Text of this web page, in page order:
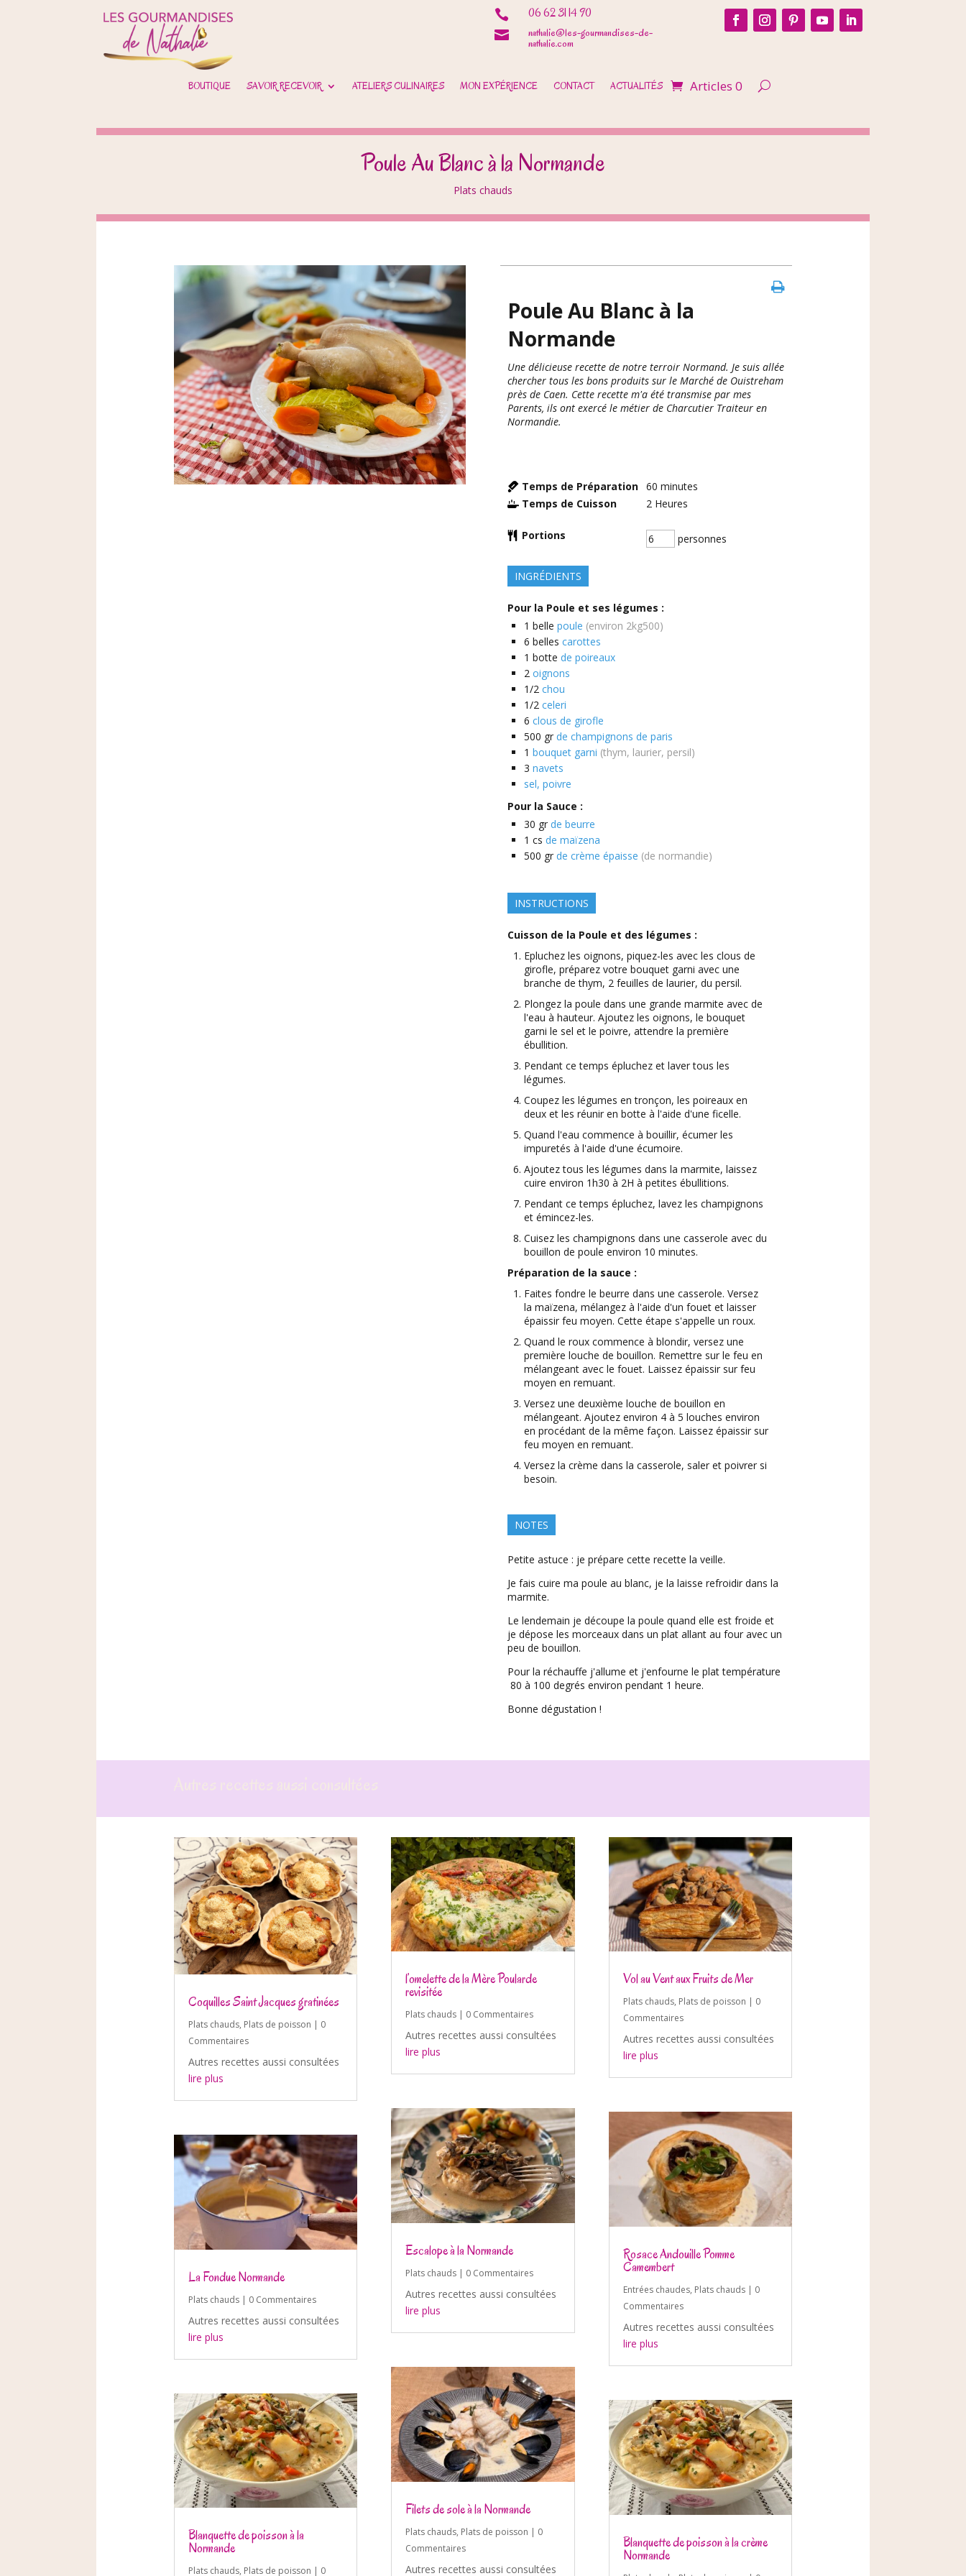

06 62 31 14 90

nathalie@les-gourmandises-de-
nathalie.com
BOUTIQUE SAVOIR RECEVOIR ATELIERS CULINAIRES MON EXPÉRIENCE CONTACT ACTUALITÉS Articles 0
Poule Au Blanc à la Normande
Plats chauds
Poule Au Blanc à la
Normande
Une délicieuse recette de notre terroir Normand. Je suis allée
chercher tous les bons produits sur le Marché de Ouistreham
près de Caen. Cette recette m'a été transmise par mes
Parents, ils ont exercé le métier de Charcutier Traiteur en
Normandie.
Temps de Préparation 60 minutes
Temps de Cuisson
2 Heures
Portions personnes
INGRÉDIENTS
Pour la Poule et ses légumes :
1 belle poule (environ 2kg500)
6 belles carottes
1 botte de poireaux
2 oignons
1/2 chou
1/2 celeri
6 clous de girofle
500 gr de champignons de paris
1 bouquet garni (thym, laurier, persil)
3 navets
sel, poivre
Pour la Sauce :
30 gr de beurre
1 cs de maïzena
500 gr de crème épaisse (de normandie)
INSTRUCTIONS
Cuisson de la Poule et des légumes :
Epluchez les oignons, piquez-les avec les clous de
girofle, préparez votre bouquet garni avec une
branche de thym, 2 feuilles de laurier, du persil.
Plongez la poule dans une grande marmite avec de
l'eau à hauteur. Ajoutez les oignons, le bouquet
garni le sel et le poivre, attendre la première
ébullition.
Pendant ce temps épluchez et laver tous les
légumes.
Coupez les légumes en tronçon, les poireaux en
deux et les réunir en botte à l'aide d'une ficelle.
Quand l'eau commence à bouillir, écumer les
impuretés à l'aide d'une écumoire.
Ajoutez tous les légumes dans la marmite, laissez
cuire environ 1h30 à 2H à petites ébullitions.
Pendant ce temps épluchez, lavez les champignons
et émincez-les.
Cuisez les champignons dans une casserole avec du
bouillon de poule environ 10 minutes.
Préparation de la sauce :
Faites fondre le beurre dans une casserole. Versez
la maïzena, mélangez à l'aide d'un fouet et laisser
épaissir feu moyen. Cette étape s'appelle un roux.
Quand le roux commence à blondir, versez une
première louche de bouillon. Remettre sur le feu en
mélangeant avec le fouet. Laissez épaissir sur feu
moyen en remuant.
Versez une deuxième louche de bouillon en
mélangeant. Ajoutez environ 4 à 5 louches environ
en procédant de la même façon. Laissez épaissir sur
feu moyen en remuant.
Versez la crème dans la casserole, saler et poivrer si
besoin.
NOTES
Petite astuce : je prépare cette recette la veille.
Je fais cuire ma poule au blanc, je la laisse refroidir dans la
marmite.
Le lendemain je découpe la poule quand elle est froide et
je dépose les morceaux dans un plat allant au four avec un
peu de bouillon.
Pour la réchauffe j'allume et j'enfourne le plat température
80 à 100 degrés environ pendant 1 heure.
Bonne dégustation !
Coquilles Saint Jacques gratinées
Plats chauds, Plats de poisson | 0
Commentaires
Autres recettes aussi consultées
lire plus
La Fondue Normande
Plats chauds| 0 Commentaires
Autres recettes aussi consultées
lire plus
Blanquette de poisson à la
Normande
Plats chauds, Plats de poisson | 0
l’omelette de la Mère Poularde
revisitée
Plats chauds | 0 Commentaires
Autres recettes aussi consultées
lire plus
Escalope à la Normande
Plats chauds | 0 Commentaires
Autres recettes aussi consultées
lire plus
Filets de sole à la Normande
Plats chauds, Plats de poisson | 0
Commentaires
Autres recettes aussi consultées
Vol au Vent aux Fruits de Mer
Plats chauds, Plats de poisson | 0
Commentaires
Autres recettes aussi consultées
lire plus
Rosace Andouille Pomme
Camembert
Entrées chaudes, Plats chauds| 0
Commentaires
Autres recettes aussi consultées
lire plus
Blanquette de poisson à la crème
Normande